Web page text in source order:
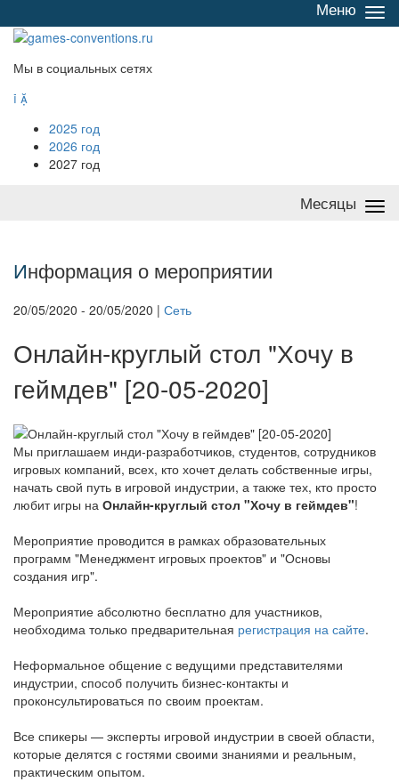
/
Меню
Мы в социальных сетях
 
2025 год
2026 год
2027 год
Месяцы
Информация о мероприятии
20/05/2020 - 20/05/2020 | Сеть
Онлайн-круглый стол "Хочу в
геймдев" [20-05-2020]
Мы приглашаем инди-разработчиков, студентов, сотрудников
игровых компаний, всех, кто хочет делать собственные игры,
начать свой путь в игровой индустрии, а также тех, кто просто
любит игры на Онлайн-круглый стол "Хочу в геймдев"!
Мероприятие проводится в рамках образовательных
программ "Менеджмент игровых проектов" и "Основы
создания игр".
Мероприятие абсолютно бесплатно для участников,
необходима только предварительная регистрация на сайте.
Неформальное общение с ведущими представителями
индустрии, способ получить бизнес-контакты и
проконсультироваться по своим проектам.
Все спикеры — эксперты игровой индустрии в своей области,
которые делятся с гостями своими знаниями и реальным,
практическим опытом.